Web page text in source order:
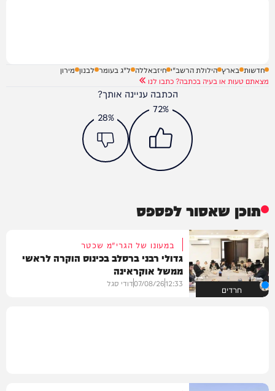
חדשות בארץ הילולת הרשב"י חיזבאללה ל"ג בעומר לבנון מירון
מצאתם טעות או בעיה בכתבה? כתבו לנו
הכתבה עניינה אותך?
72%
28%
תוכן שאסור לפספס
חרדים
במעונו של הגרי"מ שכטר
גדולי רבני ברסלב בכינוס הוקרה לראשי
ממשל אוקראינה
12:33
07/08/26דודי סגל